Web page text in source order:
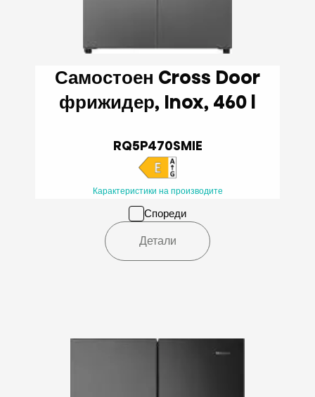
Самостоен Cross Door
фрижидер, Inox, 460 l
RQ5P470SMIE
Карактеристики на производите
Спореди
Детали